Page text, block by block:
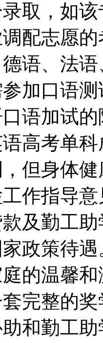
取，如
调配志愿
语、法
加口语
语加试
高考单
但身体
工作指导
款及勤工
政策待
的温馨
完整的
助和勤工